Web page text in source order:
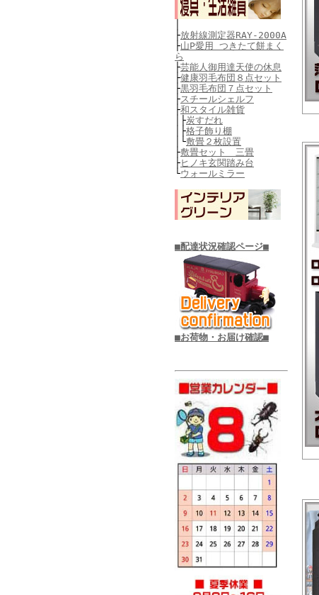
├放射線測定器RAY-2000A
├山P愛用 つきたて餅まく
ら
├芸能人御用達天使の休息
├健康羽毛布団８点セット
├黒羽毛布団７点セット
├スチールシェルフ
├和スタイル雑貨
│├炭すだれ
│├格子飾り棚
│└敷畳２枚設置
├敷畳セット 三畳
├ヒノキ玄関踏み台
└ウォールミラー
■配達状況確認ページ■
■お荷物・お届け確認■